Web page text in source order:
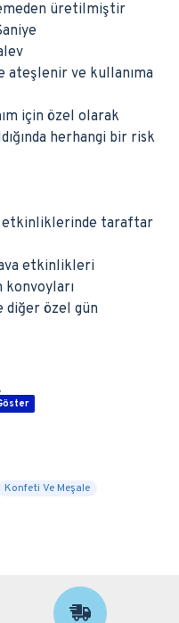
üretilmiştir
ateşlenir ve kullanıma
için özel olarak
herhangi bir risk
etkinliklerinde taraftar
etkinlikleri
diğer özel gün
ve gözlük takmanız
iletişime geçin.
Konfeti Ve Meşale